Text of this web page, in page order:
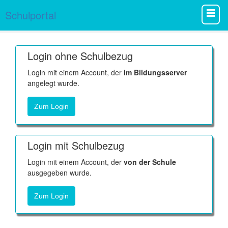
Schulportal
Login ohne Schulbezug
Login mit einem Account, der im Bildungsserver
angelegt wurde.
Zum Login
Login mit Schulbezug
Login mit einem Account, der von der Schule
ausgegeben wurde.
Zum Login